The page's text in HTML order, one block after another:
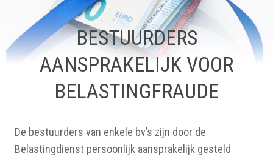
BESTUURDERS
AANSPRAKELIJK VOOR
BELASTINGFRAUDE
De bestuurders van enkele bv’s zijn door de
Belastingdienst persoonlijk aansprakelijk gesteld